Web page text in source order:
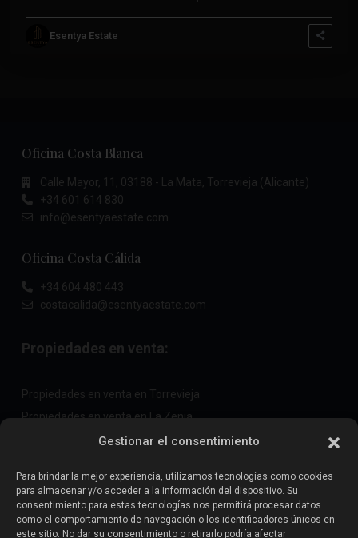
Gestionar el consentimiento
Para brindar la mejor experiencia, utilizamos tecnologías como cookies
para almacenar y/o acceder a la información del dispositivo. Su
consentimiento para estas tecnologías nos permitirá procesar datos
como el comportamiento de navegación o los identificadores únicos en
este sitio. No dar su consentimiento o retirarlo podría afectar
Esentya Estate
Oficina Costa Blanca
Calle Mayor, 11, 03188 - La Mata, Torrevieja (Alicante)
+34 601 614 830
info@esentyaestate.com
Oficina Costa Cálida
+34 604 480 443
costacalida@esentyaestate.com
Propiedades en venta:
Propiedades en venta en Torrevieja
Propiedades en venta en La Zenia
Propiedades en venta en Cabo Roig
Vende tu propiedad: